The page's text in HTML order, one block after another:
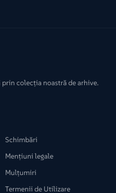
colecția noastră de arhive.
Schimbări
Mențiuni legale
Mulțumiri
Termenii de Utilizare